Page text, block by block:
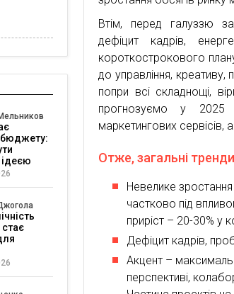
Втім, перед галуззю
дефіцит кадрів,
короткострокового
до управління, креативу,
попри всі складнощі,
прогнозуємо у 2025
маркетингових сервісів,
Отже, загальні
Невелике
частково під
приріст – 20-30% у
Дефіцит кадрів,
Акцент –
перспективі,
бюджету:
стає